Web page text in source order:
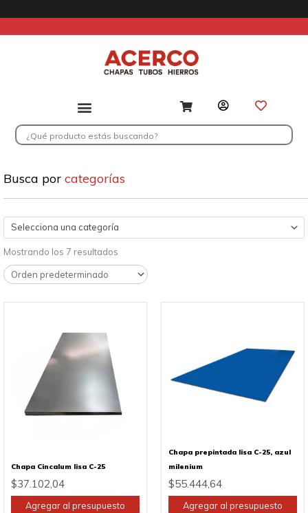
al
contenido
Search
...
Busca por categorías
Selecciona una categoría
Mostrando los 7 resultados
Chapa Cincalum lisa C-25
$37.102,04
Agregar al presupuesto
Chapa prepintada lisa C-25, azul
milenium
$55.444,64
Agregar al presupuesto